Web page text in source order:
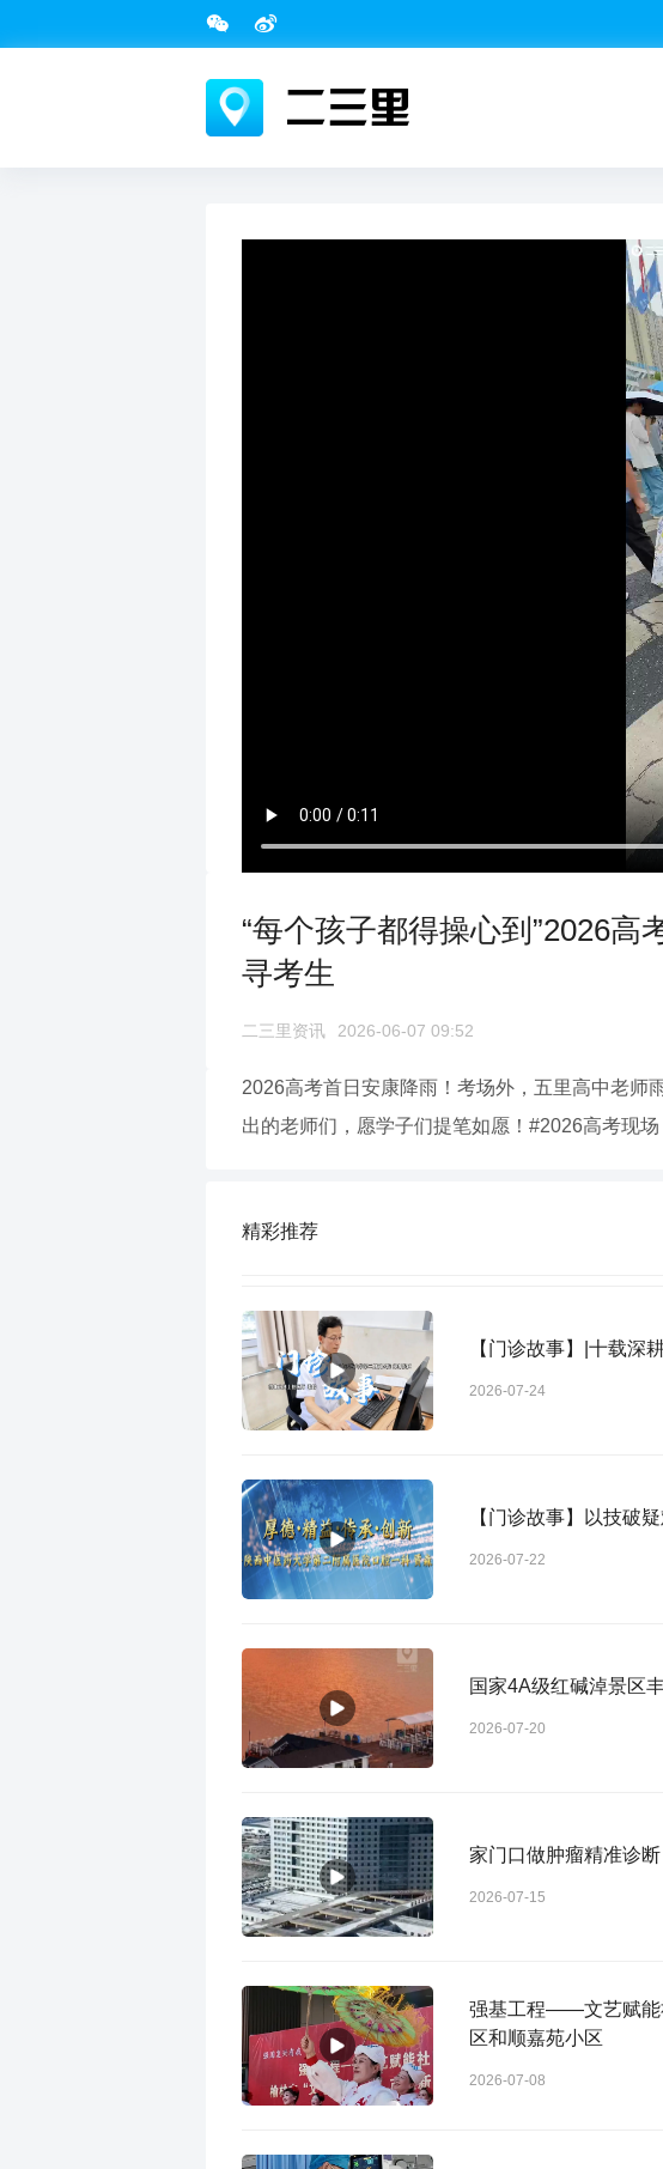
“每个孩子都得操心到”2026
寻考生
二三里资讯 2026-06-07 09:52
2026高考首日安康降雨！考场外，五里高中老师
出的老师们，愿学子们提笔如愿！#2026高考现
精彩推荐
【门诊故事】|十载深
2026-07-24
【门诊故事】以技破
2026-07-22
国家4A级红碱淖景区
2026-07-20
家门口做肿瘤精准诊
2026-07-15
强基工程——文艺赋能
区和顺嘉苑小区
2026-07-08